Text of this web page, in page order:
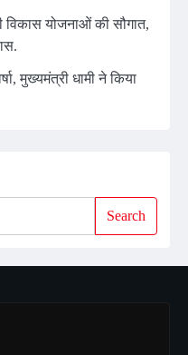
विकास योजनाओं की सौगात,
मुख्यमंत्री धामी ने किया
Search